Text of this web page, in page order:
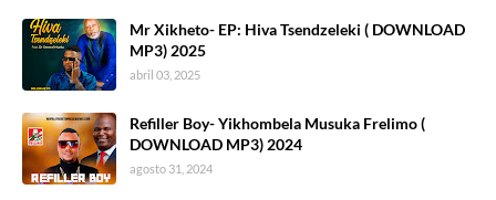
Mr Xikheto- EP: Hiva Tsendzeleki ( DOWNLOAD
MP3) 2025
abril 03, 2025
Refiller Boy- Yikhombela Musuka Frelimo (
DOWNLOAD MP3) 2024
agosto 31, 2024